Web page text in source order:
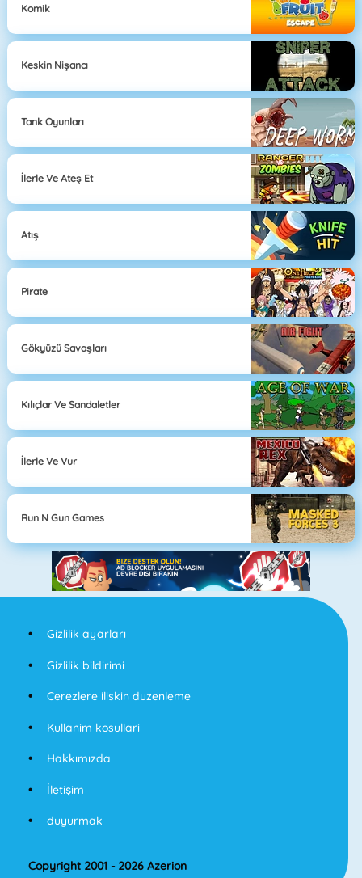
Komik
Keskin Nişancı
Tank Oyunları
İlerle Ve Ateş Et
Atış
Pirate
Gökyüzü Savaşları
Kılıçlar Ve Sandaletler
İlerle Ve Vur
Run N Gun Games
Gizlilik ayarları
Gizlilik bildirimi
Cerezlere iliskin duzenleme
Kullanim kosullari
Hakkımızda
İletişim
duyurmak
Copyright 2001 - 2026 Azerion